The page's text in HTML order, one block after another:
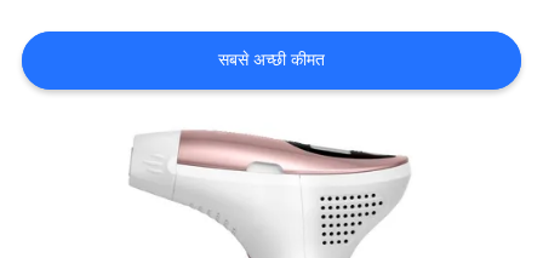
एक
उद्धरण
सबसे अच्छी कीमत